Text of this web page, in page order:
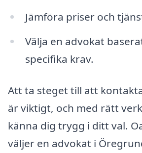
Jämföra priser och
Välja en advokat
specifika krav.
Att ta steget till att
är viktigt, och med rätt
känna dig trygg i ditt val.
väljer en advokat i